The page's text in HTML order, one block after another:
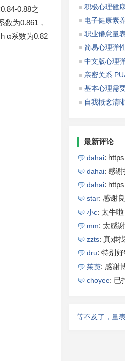
0.88之
为0.861，
α系数为0.82
最新评论
dahai:
dahai: 感谢
dahai:
star: 感谢
小c: 太牛
mm: 太感
zzts: 真难
dru: 特别
茱萸: 感谢
choyee: 已
等不及了，量